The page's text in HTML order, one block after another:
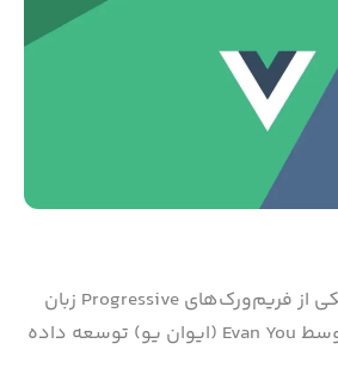
Vue یکی از فریم‌ورک‌های Progressive زبان
JavaScript است که توسط Evan You (ایوان یو) توسعه داده